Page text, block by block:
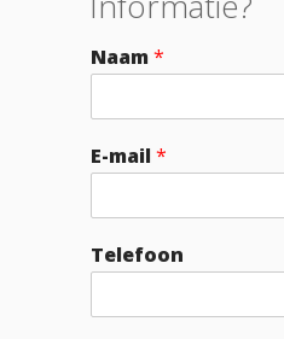
Naam*
E-mail*
Telefoon